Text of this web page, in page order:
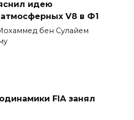
идею
V8 в Ф1
бен Сулайем
FIA занял